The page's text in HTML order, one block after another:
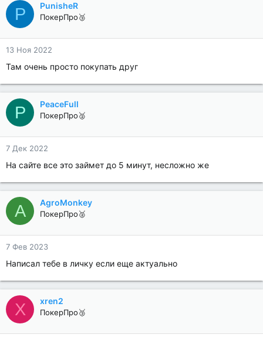
P PunisheR
ПокерПро🥉
13 Ноя 2022
Там очень просто покупать друг
P PeaceFull
ПокерПро🥈
7 Дек 2022
На сайте все это займет до 5 минут, несложно же
A AgroMonkey
ПокерПро🥈
7 Фев 2023
Написал тебе в личку если еще актуально
X xren2
ПокерПро🥉